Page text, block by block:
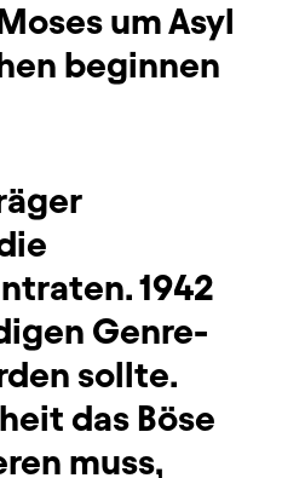
um Asyl
beginnen
1942
Genre-
sollte.
das Böse
muss,